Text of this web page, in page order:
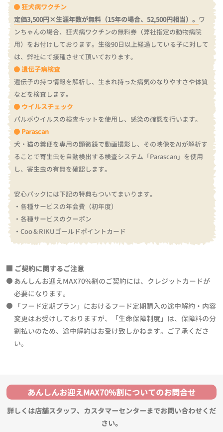
狂犬病ワクチン
定価3,500円×生涯年数が無料（15年の場合、52,500円相当）。 ワ
ンちゃんの場合、狂犬病ワクチンの無料券（弊社指定の動物病院
用）をお付けしております。 生後90日以上経過している子に対して
は、弊社にて接種させて頂いております。
遺伝子病検査
遺伝子の持つ情報を解析し、生まれ持った病気のなりやすさや体質
などを検査します。
ウイルスチェック
パルボウイルスの検査キットを使用し、感染の確認を行います。
Parascan
犬・猫の糞便を専用の顕微鏡で動画撮影し、その映像をAIが解析す
ることで寄生虫を自動検出する検査システム「Parascan」を使用
し、寄生虫の有無を確認します。
安心パックには下記の特典もついてまいります。
・各種サービスの年会費（初年度）
・各種サービスのクーポン
・Coo＆RIKUゴールドポイントカード
ご契約に関するご注意
あんしんお迎えMAX70%割のご契約には、クレジットカードが
必要になります。
「フード定期プラン」におけるフード定期購入の途中解約・内容
変更はお受けしておりますが、「生命保障制度」は、保障料の分
割払いのため、途中解約はお受け致しかねます。ご了承くださ
い。
あんしんお迎えMAX70%割についてのお問合せ
詳しくは店舗スタッフ、カスタマーセンターまでお問い合わせくだ
さい。